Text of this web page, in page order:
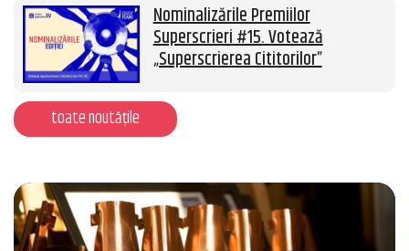
Nominalizările Premiilor
Superscrieri #15. Votează
„Superscrierea Cititorilor”
toate noutățile